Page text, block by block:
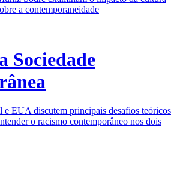
a contemporaneidade
Sociedade
e EUA discutem principais desafios teóricos
o racismo contemporâneo nos dois